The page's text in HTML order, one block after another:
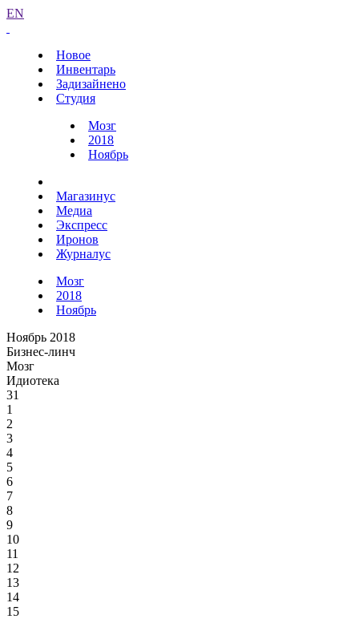
EN
Новое
Инвентарь
Задизайнено
Студия
Мозг
2018
Ноябрь
Магазинус
Медиа
Экспресс
Иронов
Журналус
Мозг
2018
Ноябрь
Ноябрь 2018
Бизнес-линч
Мозг
Идиотека
31
1
2
3
4
5
6
7
8
9
10
11
12
13
14
15